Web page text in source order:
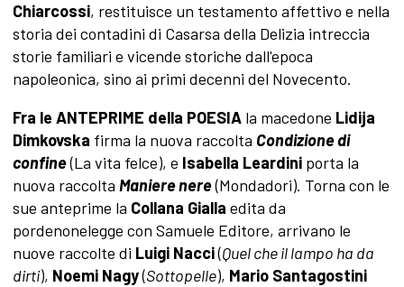
Chiarcossi, restituisce un testamento affettivo e nella
storia dei contadini di Casarsa della Delizia intreccia
storie familiari e vicende storiche dall'epoca
napoleonica, sino ai primi decenni del Novecento.
Fra le ANTEPRIME della POESIAla macedone Lidija
Dimkovska firma la nuova raccolta Condizione di
confine(La vita felce), e Isabella Leardiniporta la
nuova raccolta Maniere nere(Mondadori). Torna con le
sue anteprime la Collana Gialla edita da
pordenonelegge con Samuele Editore, arrivano le
nuove raccolte di Luigi Nacci(Quel che il lampo ha da
dirti), Noemi Nagy(Sottopelle), Mario Santagostini